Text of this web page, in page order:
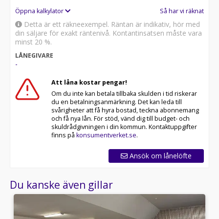
Öppna kalkylator Så har vi räknat
Detta är ett räkneexempel. Räntan är indikativ, hör med
din säljare för exakt räntenivå. Kontantinsatsen måste vara
minst 20 %.
LÅNEGIVARE
-
Att låna kostar pengar!
Om du inte kan betala tillbaka skulden i tid riskerar
du en betalningsanmärkning. Det kan leda till
svårigheter att få hyra bostad, teckna abonnemang
och få nya lån. För stöd, vänd dig till budget- och
skuldrådgivningen i din kommun. Kontaktuppgifter
finns på konsumentverket.se.
Ansök om lånelöfte
Du kanske även gillar